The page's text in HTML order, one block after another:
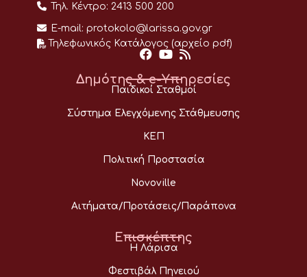
Τηλ. Κέντρο: 2413 500 200
E-mail: protokolo@larissa.gov.gr
Τηλεφωνικός Κατάλογος (αρχείο pdf)
Δημότης & e-Υπηρεσίες
Παιδικοί Σταθμοί
Σύστημα Ελεγχόμενης Στάθμευσης
ΚΕΠ
Πολιτική Προστασία
Novoville
Αιτήματα/Προτάσεις/Παράπονα
Επισκέπτης
Η Λάρισα
Φεστιβάλ Πηνειού